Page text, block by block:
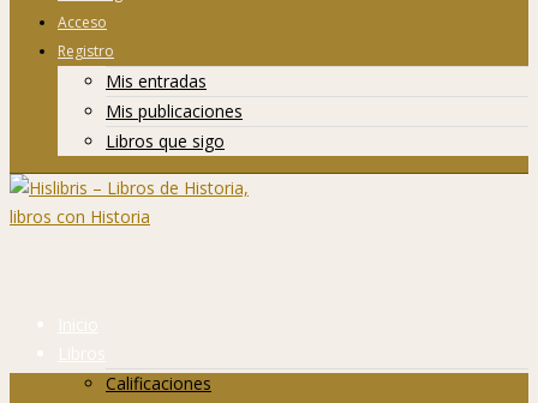
Acceso
Registro
Mis entradas
Mis publicaciones
Libros que sigo
Inicio
Libros
Calificaciones